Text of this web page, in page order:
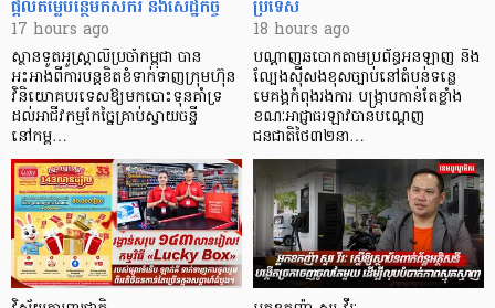
17 hours ago
ស្ថានទូតអូស្ត្រាលីប្រចាំកម្ពុជា បាន
អះអាងពីការបន្តខិតខំទាក់ទាញក្រុមហ៊ុន
វិនិយោគបរទេសឱ្យមកបោះទុនគាំទ្រ
ដល់អាជីវកម្មកែច្នៃគ្រាប់ស្វាយចន្ទី
នៅកម្ព…
18 hours ago
បណ្តាញឆបោកតាមប្រព័ន្ធអនឡាញ និង
ល្បែងស៊ីសងខុសច្បាប់នៅតំបន់ទន្លេ
មេគង្គកំពុងរងការ បង្ក្រាប​កាន់តែខ្លាំង
ខណៈអាជ្ញាធរឡាវបានបណ្តេញ
ជនជាតិថៃ៣២នា…